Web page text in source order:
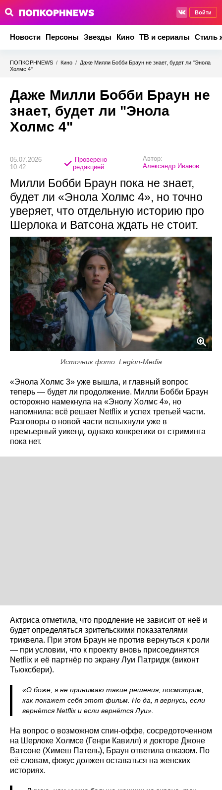
Войти
Новости Персоны Звезды Кино ТВ и сериалы Стиль
ПОПКОРНNEWS / Кино / Даже Милли Бобби Браун не знает, будет ли "Энола
Холмс 4"
Даже Милли Бобби Браун не
знает, будет ли "Энола
Холмс 4"
05.07.2026
10:42
Проверено
редакцией
Автор:
Александр Иванов
Милли Бобби Браун пока не знает,
будет ли «Энола Холмс 4», но точно
уверяет, что отдельную историю про
Шерлока и Ватсона ждать не стоит.
Источник фото: Legion-Media
«Энола Холмс 3» уже вышла, и главный вопрос
теперь — будет ли продолжение. Милли Бобби Браун
осторожно намекнула на «Энолу Холмс 4», но
напомнила: всё решает Netflix и успех третьей части.
Разговоры о новой части вспыхнули уже в
премьерный уикенд, однако конкретики от стриминга
пока нет.
Актриса отметила, что продление не зависит от неё и
будет определяться зрительскими показателями
триквела. При этом Браун не против вернуться к роли
— при условии, что к проекту вновь присоединятся
Netflix и её партнёр по экрану Луи Патридж (виконт
Тьюксбери).
«О боже, я не принимаю такие решения, посмотрим,
как покажет себя этот фильм. Но да, я вернусь, если
вернётся Netflix и если вернётся Луи».
На вопрос о возможном спин-оффе, сосредоточенном
на Шерлоке Холмсе (Генри Кавилл) и докторе Джоне
Ватсоне (Химеш Патель), Браун ответила отказом. По
её словам, фокус должен оставаться на женских
историях.